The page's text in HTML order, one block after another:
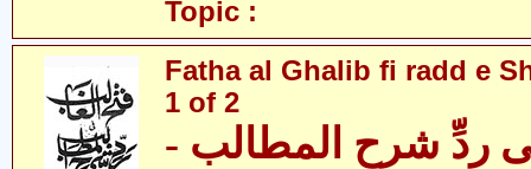
Topic :
Fatha al Ghalib fi radd e
1 of 2
ردِّ شرح المطالب -